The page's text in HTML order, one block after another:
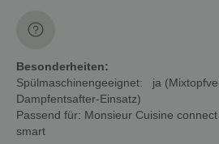
Besonderheiten:
Spülmaschinengeeignet:
ja
Dampfentsafter-Einsatz)
Passend für: Monsieur Cuisine
smart